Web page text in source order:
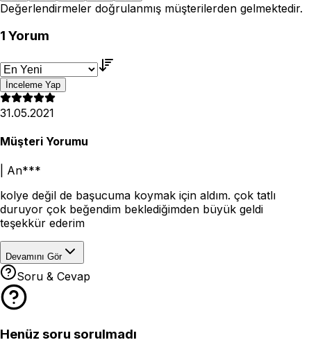
Değerlendirmeler doğrulanmış müşterilerden gelmektedir.
1 Yorum
İnceleme Yap
31.05.2021
Müşteri Yorumu
An***
kolye değil de başucuma koymak için aldım. çok tatlı
duruyor çok beğendim beklediğimden büyük geldi
teşekkür ederim
Devamını Gör
Soru & Cevap
Henüz soru sorulmadı